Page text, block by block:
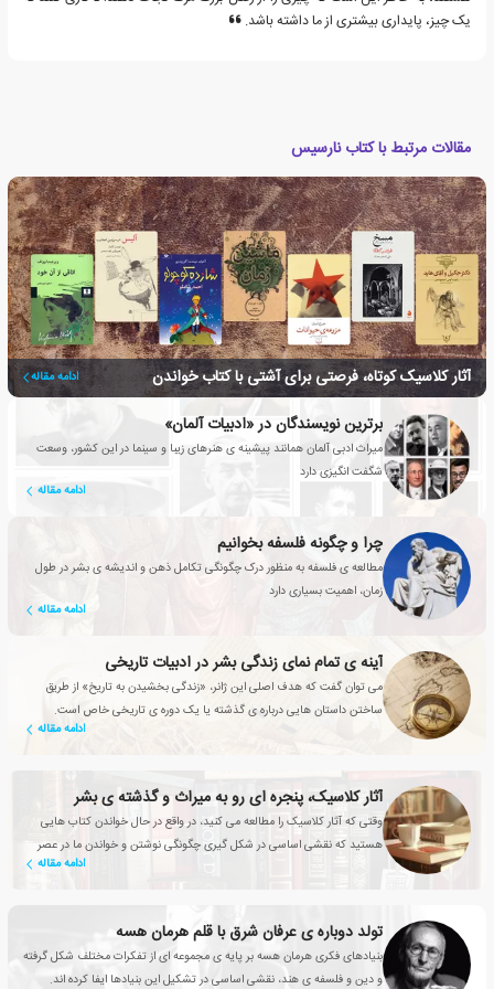
یک چیز، پایداری بیشتری از ما داشته باشد.
مقالات مرتبط با کتاب نارسیس
آثار کلاسیک کوتاه، فرصتی برای آشتی با کتاب خواندن ادامه مقاله
برترین نویسندگان در «ادبیات آلمان»
میراث ادبی آلمان همانند پیشینه ی هنرهای زیبا و سینما در این کشور، وسعت
شگفت انگیزی دارد
ادامه مقاله
چرا و چگونه فلسفه بخوانیم
مطالعه ی فلسفه به منظور درک چگونگی تکامل ذهن و اندیشه ی بشر در طول
زمان، اهمیت بسیاری دارد
ادامه مقاله
آینه ی تمام نمای زندگی بشر در ادبیات تاریخی
می توان گفت که هدف اصلی این ژانر، «زندگی بخشیدن به تاریخ» از طریق
ساختن داستان هایی درباره ی گذشته یا یک دوره ی تاریخی خاص است.
ادامه مقاله
آثار کلاسیک، پنجره ای رو به میراث و گذشته ی بشر
وقتی که آثار کلاسیک را مطالعه می کنید، در واقع در حال خواندن کتاب هایی
هستید که نقشی اساسی در شکل گیری چگونگی نوشتن و خواندن ما در عصر
ادامه مقاله
تولد دوباره ی عرفان شرق با قلم هرمان هسه
بنیادهای فکری هرمان هسه بر پایه ی مجموعه ای از تفکرات مختلف شکل گرفته
و دین و فلسفه ی هند، نقشی اساسی در تشکیل این بنیادها ایفا کرده اند.